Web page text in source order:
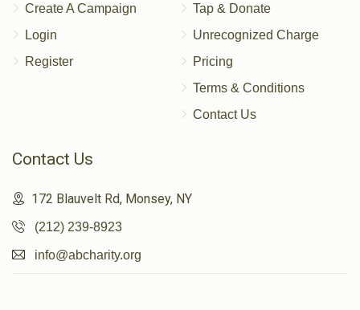
Create A Campaign
Login
Register
Tap & Donate
Unrecognized Charge
Pricing
Terms & Conditions
Contact Us
Contact Us
172 Blauvelt Rd, Monsey, NY
(212) 239-8923
info@abcharity.org